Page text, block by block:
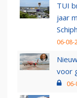
TUI
jaar
06-08-
voor